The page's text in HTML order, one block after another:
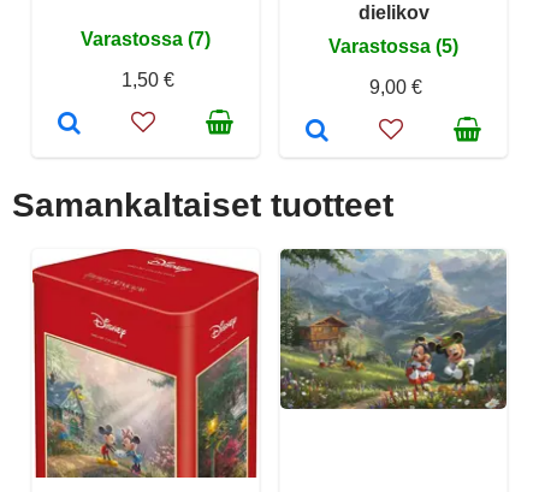
Varastossa (7)
1,50 €
dielikov
Varastossa (5)
9,00 €
Samankaltaiset tuotteet